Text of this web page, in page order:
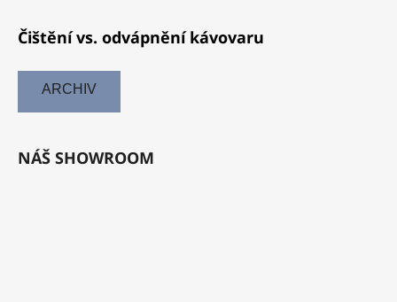
Čištění vs. odvápnění kávovaru
ARCHIV
NÁŠ SHOWROOM